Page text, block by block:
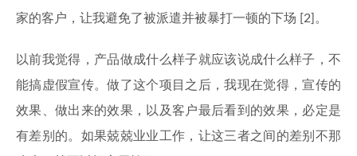
家的客户，让我避免了被派遣并被暴打一顿的下场 [2]。
以前我觉得，产品做成什么样子就应该说成什么样子，不
能搞虚假宣传。做了这个项目之后，我现在觉得，宣传的
效果、做出来的效果，以及客户最后看到的效果，必定是
有差别的。如果兢兢业业工作，让这三者之间的差别不那